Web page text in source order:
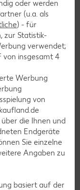
oder werden
(u.a. als
) - für
zur Statistik-
verwendet;
von insgesamt 4
Werbung
von
die Ihnen und
Endgeräte
Sie einzelne
Angaben zu
basiert auf der